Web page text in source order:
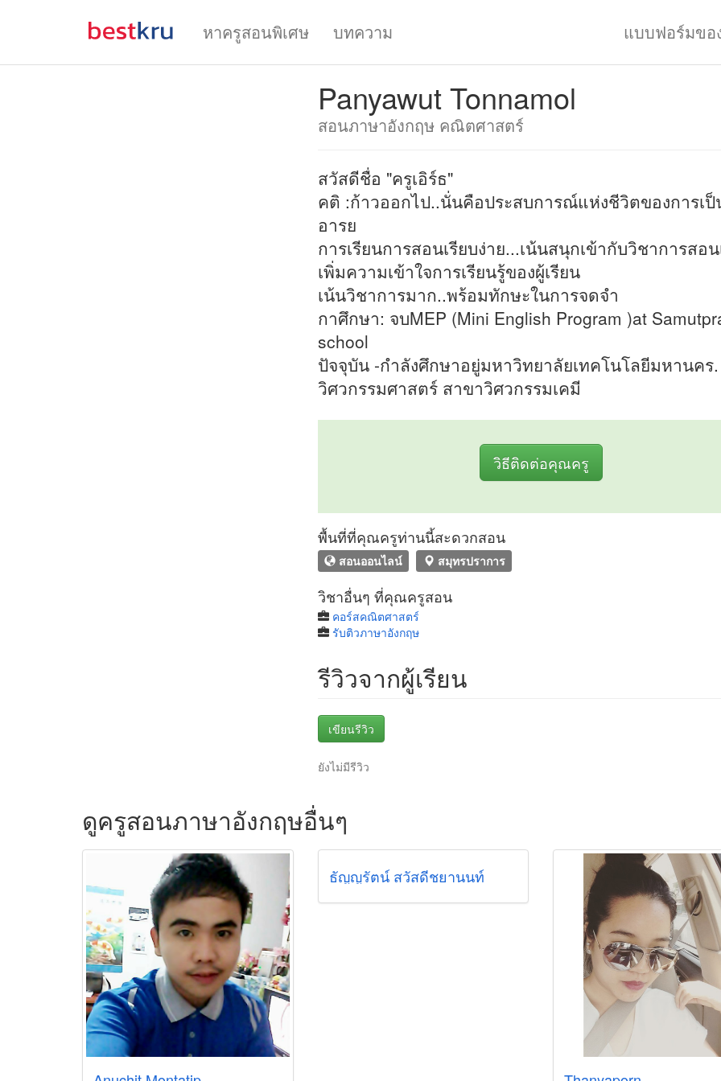
หาครูสอนพิเศษ บทความ แบบฟอร์มข
Panyawut Tonnamol
สอนภาษาอังกฤษ คณิตศาสตร์
สวัสดีชื่อ "ครูเอิร์ธ"
คติ :ก้าวออกไป..นั่นคือประสบการณ์แห่งชีวิตของการเป็
อารย
การเรียนการสอนเรียบง่าย...เน้นสนุกเข้ากับวิชาการสอ
เพิ่มความเข้าใจการเรียนรู้ของผู้เรียน
เน้นวิชาการมาก..พร้อมทักษะในการจดจำ
กาศึกษา: จบMEP (Mini English Program )at
school
ปัจจุบัน -กำลังศึกษาอยู่มหาวิทยาลัยเทคโนโลยีมหานค
วิศวกรรมศาสตร์ สาขาวิศวกรรมเคมี
วิธีติดต่อคุณครู
พื้นที่ที่คุณครูท่านนี้สะดวกสอน
สอนออนไลน์ สมุทรปราการ
วิชาอื่นๆ ที่คุณครูสอน
คอร์สคณิตศาสตร์
รับติวภาษาอังกฤษ
รีวิวจากผู้เรียน
เขียนรีวิว
ยังไม่มีรีวิว
ดูครูสอนภาษาอังกฤษอื่นๆ
ธัญญรัตน์ สวัสดีชยานนท์